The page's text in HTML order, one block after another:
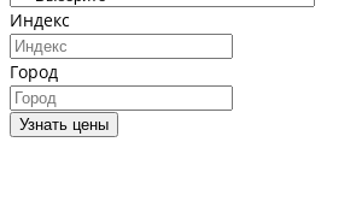
Индекс
Город
Узнать цены